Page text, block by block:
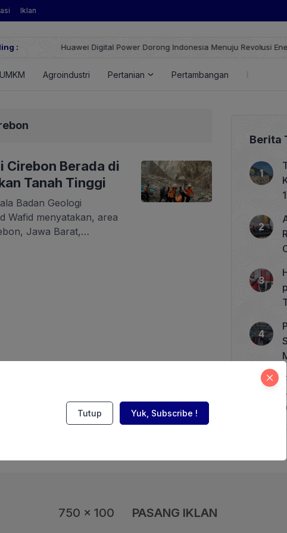
Iklan
:
Huawei Digital Power Dorong Indonesia Menuju Revolusi Energi
UMKM Agroindustri Pertanian Pertambangan Energi
Cirebon Berada di
Tanah Tinggi
Badan Geologi
Wafid menyatakan, area
Jawa Barat,
longsor. Wafid
Zona Kerentanan
merupakan wilayah
Berita
750 x 100 PASANG IKLAN
Tutup Yuk, Subscribe !